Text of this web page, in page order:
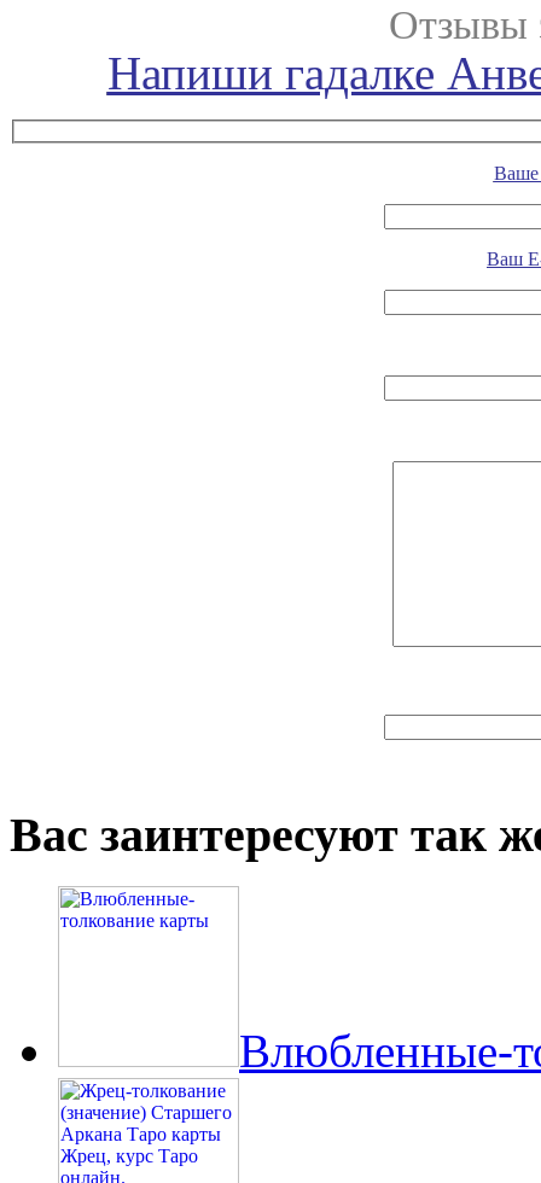
Отзывы
Напиши гадалке
Ваше
Ваш
Вас заинтересуют так
Влюбленные-